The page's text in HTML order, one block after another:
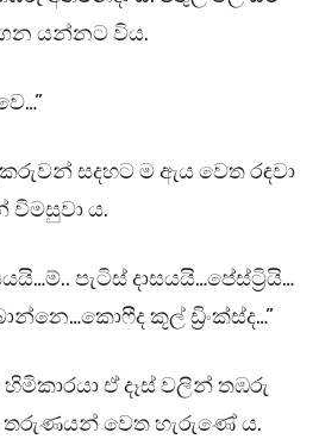
යන්නට විය.
සදහට ම ඇය වෙත රඳවා
විමසුවා ය.
පැටිස් දාසයයි…පේස්ට්‍රියි…
කූල් ඩ්‍රිංක්ස්ද…”
ඒ දෑස් වලින් තඹරු
තරුණයන් වෙත හැරුණේ ය.